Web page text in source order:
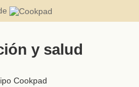
y salud
Cookpad